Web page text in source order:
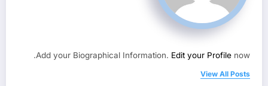
Add your Biographical Information. Edit your Profile now.
View All Posts